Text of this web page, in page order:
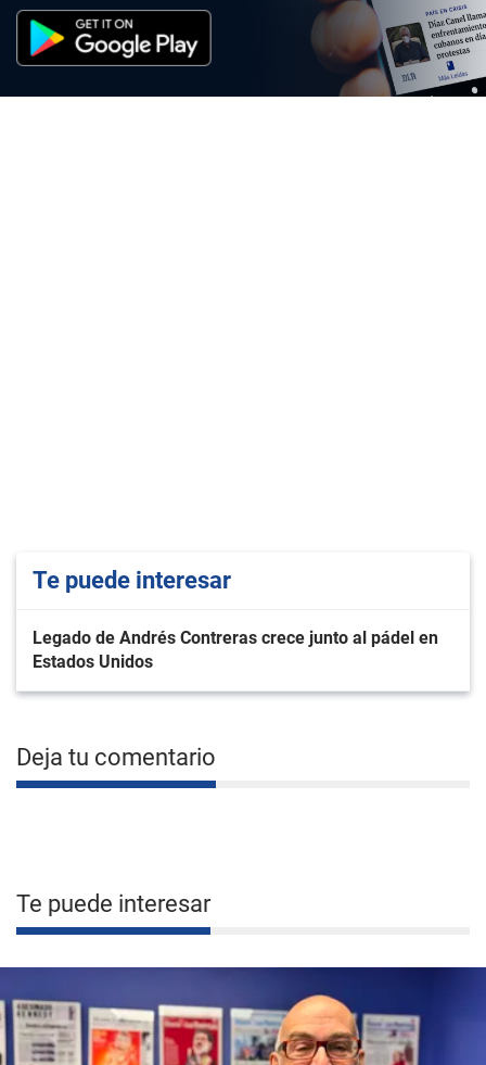
Te puede interesar
Legado de Andrés Contreras crece junto al pádel en
Estados Unidos
Deja tu comentario
Te puede interesar